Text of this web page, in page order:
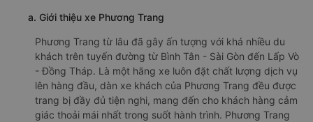
a. Giới thiệu xe Phương Trang
Phương Trang từ lâu đã gây ấn tượng với khá nhiều du
khách trên tuyến đường từ Bình Tân - Sài Gòn đến Lấp Vò
- Đồng Tháp. Là một hãng xe luôn đặt chất lượng dịch vụ
lên hàng đầu, dàn xe khách của Phương Trang đều được
trang bị đầy đủ tiện nghi, mang đến cho khách hàng cảm
giác thoải mái nhất trong suốt hành trình. Phương Trang